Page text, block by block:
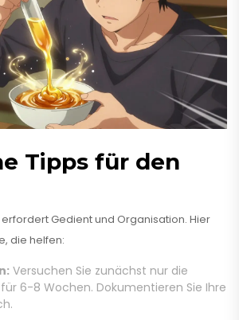
Tipps für den
erfordert Gedient und Organisation. Hier
die helfen:
Versuchen Sie zunächst nur die
6-8 Wochen. Dokumentieren Sie Ihre